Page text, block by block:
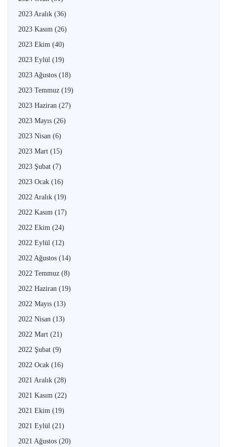
2023 Aralık (36)
2023 Kasım (26)
2023 Ekim (40)
2023 Eylül (19)
2023 Ağustos (18)
2023 Temmuz (19)
2023 Haziran (27)
2023 Mayıs (26)
2023 Nisan (6)
2023 Mart (15)
2023 Şubat (7)
2023 Ocak (16)
2022 Aralık (19)
2022 Kasım (17)
2022 Ekim (24)
2022 Eylül (12)
2022 Ağustos (14)
2022 Temmuz (8)
2022 Haziran (19)
2022 Mayıs (13)
2022 Nisan (13)
2022 Mart (21)
2022 Şubat (9)
2022 Ocak (16)
2021 Aralık (28)
2021 Kasım (22)
2021 Ekim (19)
2021 Eylül (21)
2021 Ağustos (20)